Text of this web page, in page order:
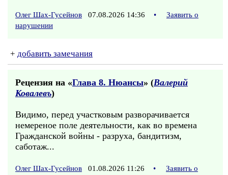
Олег Шах-Гусейнов 07.08.2026 14:36 •
Заявить о
нарушении
+ добавить замечания
Рецензия на «Глава 8. Нюансы» (Валерий
Ковалевъ)
Видимо, перед участковым разворачивается
немереное поле деятельности, как во времена
Гражданской войны - разруха, бандитизм,
саботаж...
Олег Шах-Гусейнов 01.08.2026 11:26 •
Заявить о